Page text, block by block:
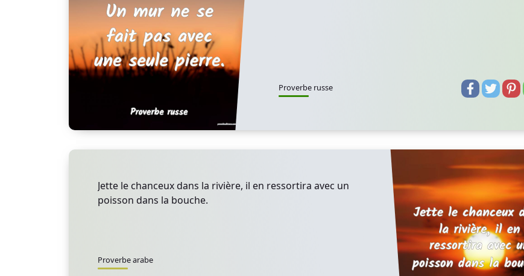
Proverbe russe
Jette le chanceux dans la rivière, il en ressortira avec un
poisson dans la bouche.
Proverbe arabe